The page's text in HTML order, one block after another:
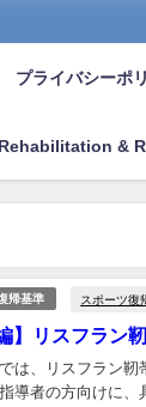
プライバシーポ
&
帰基準 スポーツ復
】リスフラン
は、リスフラン
導者の方向けに、